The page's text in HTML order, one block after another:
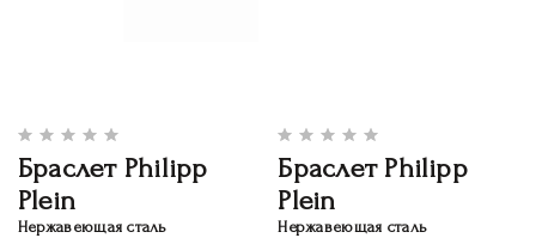
Браслет Philipp
Plein
Нержавеющая сталь
Браслет Philipp
Plein
Нержавеющая сталь